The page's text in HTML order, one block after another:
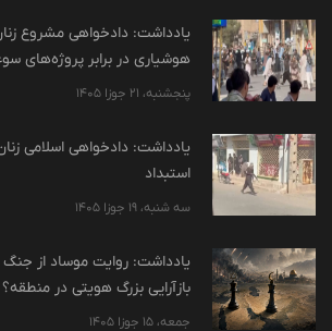
یادداشت: دادخواهی مشروع
هوشیاری در برابر پروژه‌های
پنجشنبه، 21 جوزا 1405
یادداشت: دادخواهی اسلامی
استبداد
سه شنبه، 19 جوزا 1405
یادداشت: روایت موساد از جنگ
بازآرایی بزرگ هویتی در منطقه؟
جمعه، 15 جوزا 1405